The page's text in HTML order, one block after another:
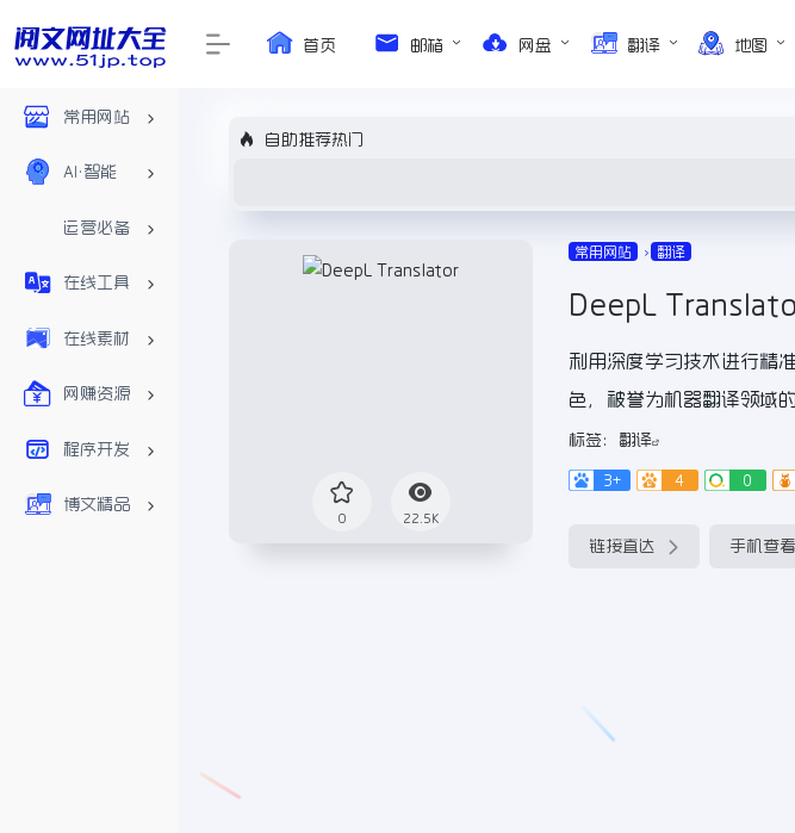
常用网站
AI•智能
运营必备
在线工具
在线素材
网赚资源
程序开发
博文精品
首页 邮箱 网盘 翻译 地图
自助推荐热门
0 22.5K
常用网站 翻译
DeepL
利用深度学习技术进行精
色，被誉为机器翻译领域的
标签： 翻译
3+ 4 0
链接直达 手机查看